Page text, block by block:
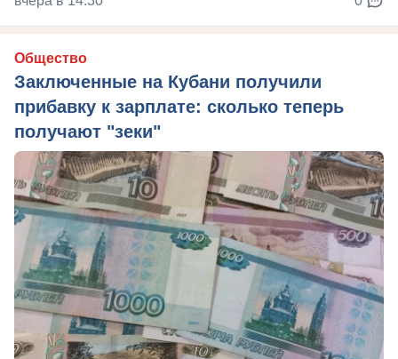
Общество
Заключенные на Кубани получили
прибавку к зарплате: сколько теперь
получают "зеки"